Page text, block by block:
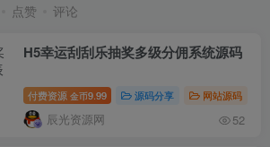
点赞 评论
H5幸运刮刮乐抽奖多级分佣系统源码
付费资源 金币9.99 源码分享 网站源码
辰光资源网 52